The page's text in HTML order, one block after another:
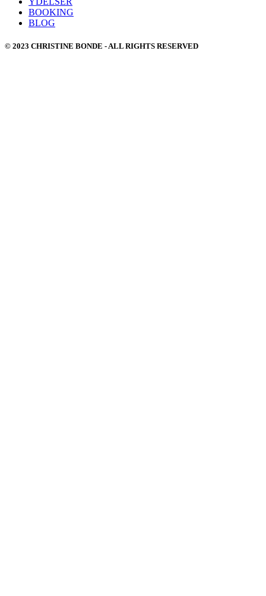
BOOKING
BLOG
© 2023 CHRISTINE BONDE - ALL RIGHTS RESERVED